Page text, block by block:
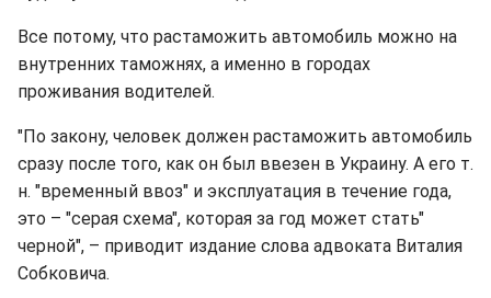
Все потому, что растаможить автомобиль можно на
внутренних таможнях, а именно в городах
проживания водителей.
"По закону, человек должен растаможить автомобиль
сразу после того, как он был ввезен в Украину. А его т.
н. "временный ввоз" и эксплуатация в течение года,
это – "серая схема", которая за год может стать"
черной", – приводит издание слова адвоката Виталия
Собковича.